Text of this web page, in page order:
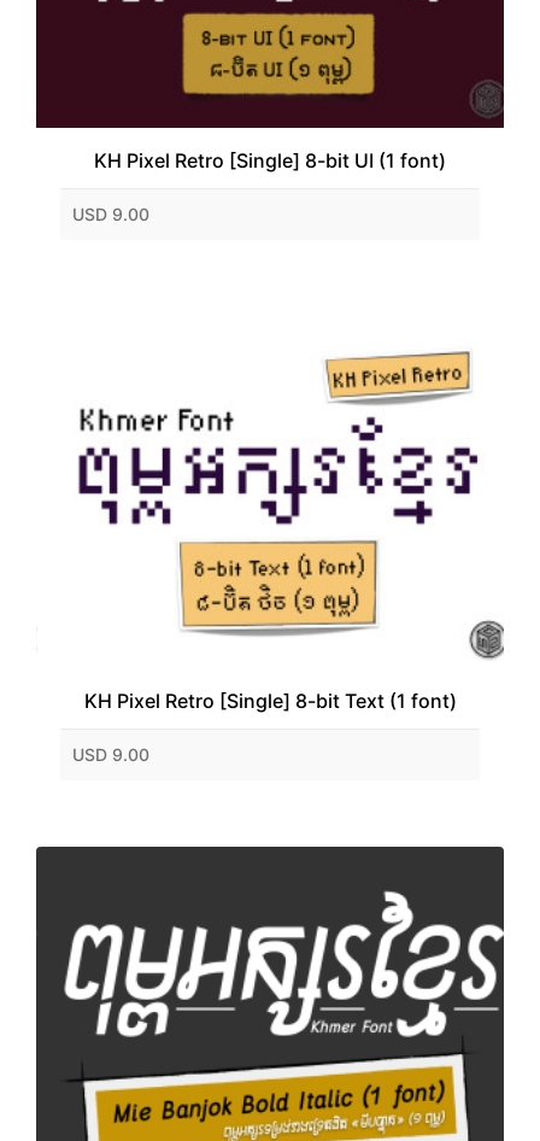
KH Pixel Retro [Single] 8-bit UI (1 font)
USD 9.00
KH Pixel Retro [Single] 8-bit Text (1 font)
USD 9.00